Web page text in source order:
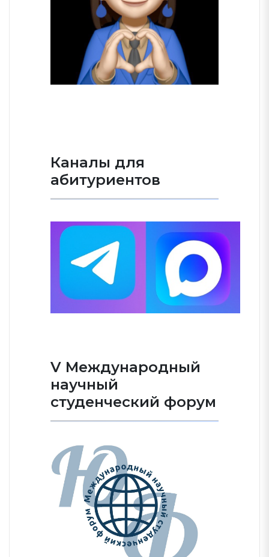
Каналы для
абитуриентов
V Международный
научный
студенческий форум